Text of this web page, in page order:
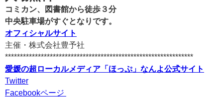
コミカン、図書館から徒歩３分
中央駐車場がすぐとなりです。
オフィシャルサイト
主催・株式会社豊予社
***************************************************************
愛媛の超ローカルメディア「ほっぷ」なんよ公式サイト
Twitter
Facebookページ